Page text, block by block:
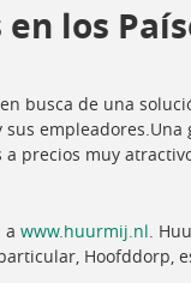
los
busca de una
precios muy
a www.huurmij.nl .
Hoofddorp,